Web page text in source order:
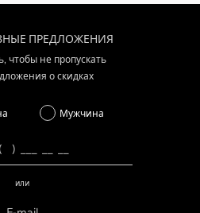
ПРЕДЛОЖЕНИЯ
чтобы не пропускать
о скидках
Мужчина
или